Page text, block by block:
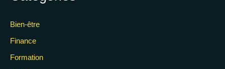
Bien-être
Finance
Formation